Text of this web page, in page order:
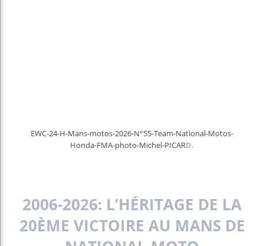
EWC-24-H-Mans-motos-2026-N°55-Team-National-Motos-
Honda-FMA-photo-Michel-PICARD.
2006-2026: L’HÉRITAGE DE LA
20ÈME VICTOIRE AU MANS DE